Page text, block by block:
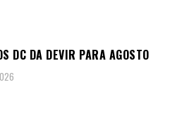
DC DA DEVIR PARA AGOSTO